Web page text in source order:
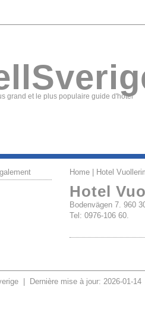
grand et le plus populaire guide d'hôtel
Home | Hotel
Hotel
Bodenvägen 7. 960
Tel: 0976-106 60.
| Dernière mise à jour: 2026-01-14